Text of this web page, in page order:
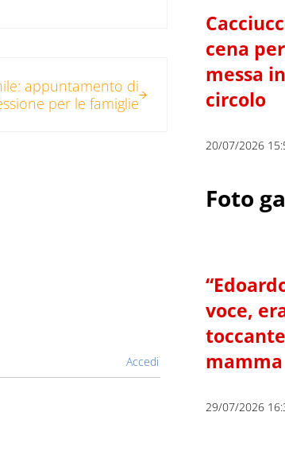
appuntamento di
per le famiglie
Accedi
cena
messa
circolo
20/07/2026
Foto
voce,
mamma
29/07/2026